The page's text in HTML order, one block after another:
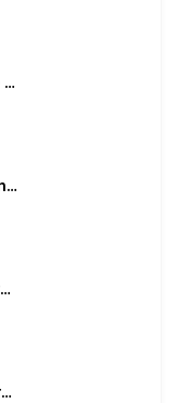
Madonna con bambino e cornice nella cripta
Lapide corpora santissimi martiri
Navata sinistra di San Gregorio affreschi
Controfacciata di San Gregorio - affreschi